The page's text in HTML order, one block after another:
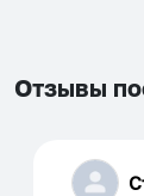
Отзывы